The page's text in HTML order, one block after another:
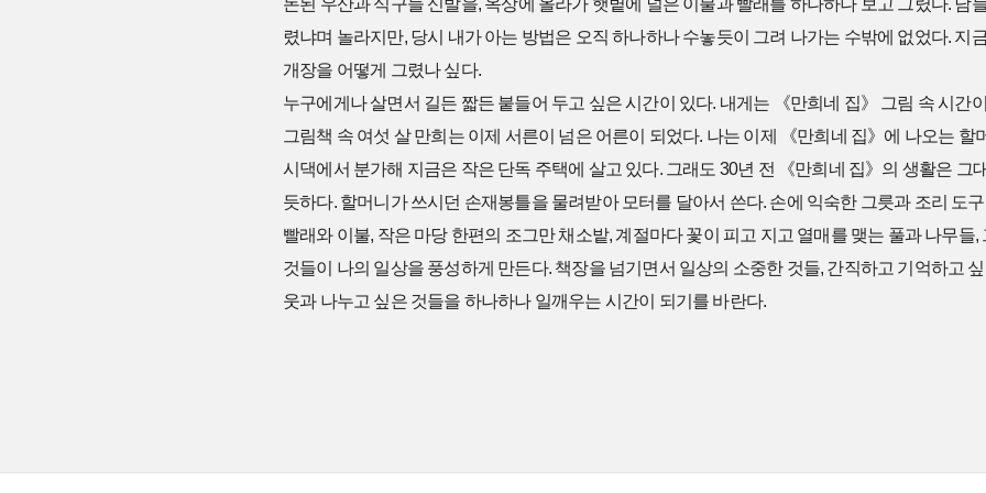
돈된 우산과 식구들 신발을, 옥상에 올라가 햇볕에 널은 이불과 빨래를 하나하나 보고 그렸다. 남
렸냐며 놀라지만, 당시 내가 아는 방법은 오직 하나하나 수놓듯이 그려 나가는 수밖에 없었다. 지
개장을 어떻게 그렸나 싶다.
누구에게나 살면서 길든 짧든 붙들어 두고 싶은 시간이 있다. 내게는 《만희네 집》 그림 속 시간
그림책 속 여섯 살 만희는 이제 서른이 넘은 어른이 되었다. 나는 이제 《만희네 집》에 나오는 할
시댁에서 분가해 지금은 작은 단독 주택에 살고 있다. 그래도 30년 전 《만희네 집》의 생활은 그
듯하다. 할머니가 쓰시던 손재봉틀을 물려받아 모터를 달아서 쓴다. 손에 익숙한 그릇과 조리 도
빨래와 이불, 작은 마당 한편의 조그만 채소밭, 계절마다 꽃이 피고 지고 열매를 맺는 풀과 나무
것들이 나의 일상을 풍성하게 만든다. 책장을 넘기면서 일상의 소중한 것들, 간직하고 기억하고
웃과 나누고 싶은 것들을 하나하나 일깨우는 시간이 되기를 바란다.